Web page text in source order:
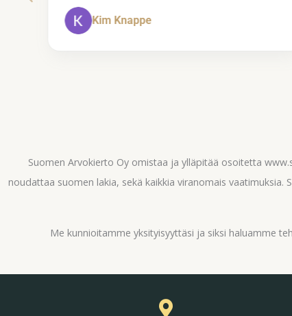
Kim Knappe
Suomen Arvokierto Oy omistaa ja ylläpitää osoitetta
noudattaa suomen lakia, sekä kaikkia viranomais
Me kunnioitamme yksityisyyttäsi ja siksi haluamme